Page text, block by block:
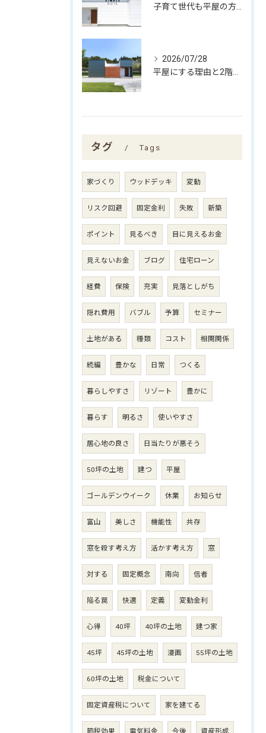
2026/07/28
タグ Tags
家づくり ウッドデッキ 変動
リスク回避 固定金利 失敗 新築
ポイント 見るべき 目に見えるお金
見えないお金 ブログ 住宅ローン
経費 保険 充実 見落としがち
隠れ費用 バブル 予算 セミナー
土地がある 種類 コスト 相関関係
続編 豊かな 日常 つくる
暮らしやすさ リゾート 豊かに
暮らす 明るさ 使いやすさ
居心地の良さ 日当たりが悪そう
50坪の土地 建つ 平屋
ゴールデンウイーク 休業 お知らせ
富山 美しさ 機能性 共存
窓を殺す考え方 活かす考え方 窓
対する 固定概念 南向 信者
陥る罠 快適 定義 変動金利
心得 40坪 40坪の土地 建つ家
45坪 45坪の土地 漫画 55坪の土地
60坪の土地 税金について
固定資産税について 家を建てる
節税効果 電気料金 今後 資産形成